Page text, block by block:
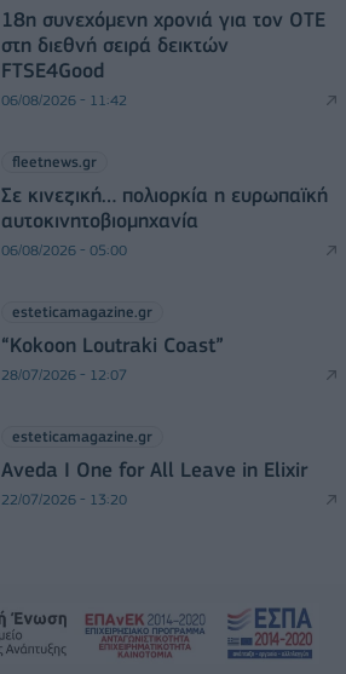
18η συνεχόμενη χρονιά για τον ΟΤΕ
στη διεθνή σειρά δεικτών
FTSE4Good
06/08/2026 - 11:42
fleetnews.gr
Σε κινεζική… πολιορκία η ευρωπαϊκή
αυτοκινητοβιομηχανία
06/08/2026 - 05:00
esteticamagazine.gr
“Kokoon Loutraki Coast”
28/07/2026 - 12:07
esteticamagazine.gr
Aveda I One for All Leave in Elixir
22/07/2026 - 13:20